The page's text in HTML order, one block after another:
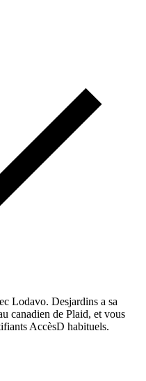
Lodavo. Desjardins a sa
canadien de Plaid, et vous
AccèsD habituels.